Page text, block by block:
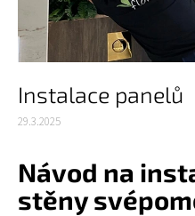
Instalace panelů
29.3.2025
Návod na
stěny